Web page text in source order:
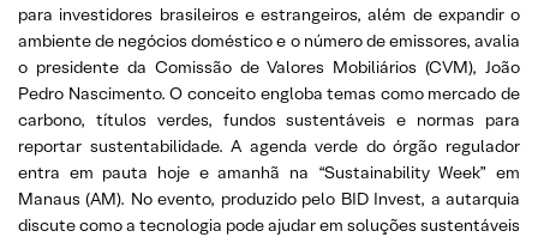
para investidores brasileiros e estrangeiros, além de expandir o
ambiente de negócios doméstico e o número de emissores, avalia
o presidente da Comissão de Valores Mobiliários (CVM), João
Pedro Nascimento. O conceito engloba temas como mercado de
carbono, títulos verdes, fundos sustentáveis e normas para
reportar sustentabilidade. A agenda verde do órgão regulador
entra em pauta hoje e amanhã na “Sustainability Week” em
Manaus (AM). No evento, produzido pelo BID Invest, a autarquia
discute como a tecnologia pode ajudar em soluções sustentáveis